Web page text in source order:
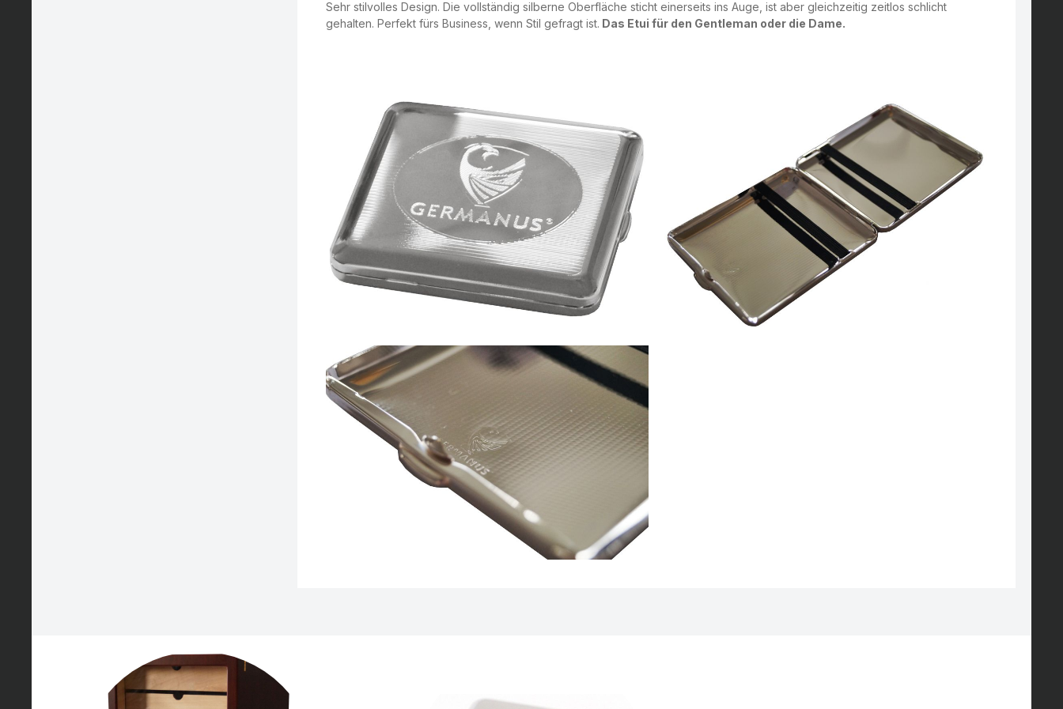
Sehr stilvolles Design. Die vollständig silberne Oberfläche sticht einerseits ins Auge, ist aber gleichzeitig zeitlos schlicht
gehalten. Perfekt fürs Business, wenn Stil gefragt ist. Das Etui für den Gentleman oder die Dame.